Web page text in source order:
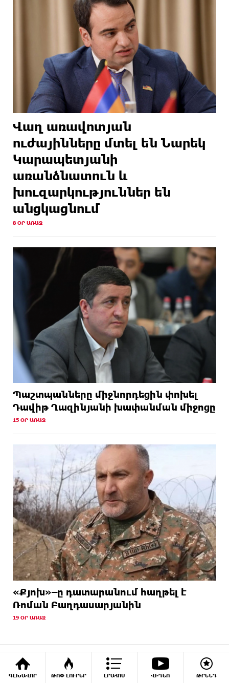
ԳԼԽԱՎՈՐ ԹՈՓ ԼՈՒՐԵՐ ԼՐԱՀՈՍ ՎԻԴԵՈ ԹՐԵՆԴ
Վաղ առավոտյան
ուժայինները մտել են Նարեկ
Կարապետյանի
առանձնատուն և
խուզարկություններ են
անցկացնում
8 ՕՐ ԱՌԱՋ
Պաշտպանները միջնորդեցին փոխել
Դավիթ Ղազինյանի խափանման միջոցը
15 ՕՐ ԱՌԱՋ
«Քյոխ»–ը դատարանում հաղթել է
Ռոման Բաղդասարյանին
19 ՕՐ ԱՌԱՋ